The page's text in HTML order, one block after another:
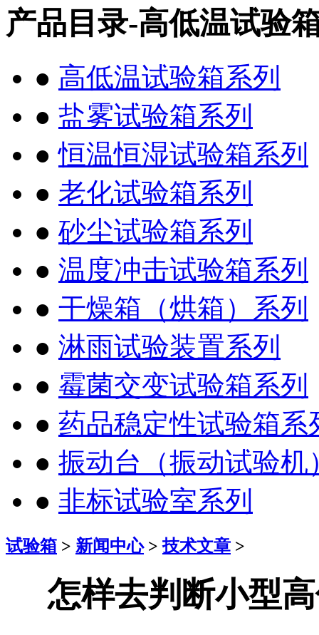
产品目录-高低温试验
● 高低温试验箱系列
● 盐雾试验箱系列
●恒温恒湿试验箱系列
● 老化试验箱系列
● 砂尘试验箱系列
● 温度冲击试验箱系列
● 干燥箱（烘箱）系列
● 淋雨试验装置系列
● 霉菌交变试验箱系列
● 药品稳定性试验箱系
● 振动台（振动试验机
● 非标试验室系列
试验箱 > 新闻中心>技术文章 >
怎样去判断小型